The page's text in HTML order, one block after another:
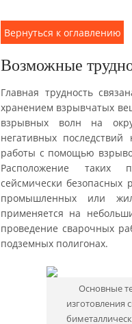
Вернуться к оглавлению
Возможные
Главная трудность
хранением взрывчатых
взрывных волн на
негативных
работы с помощью
Расположение таких
сейсмически безопасных
промышленных или
применяется на
проведение сварочных
подземных полигонах.
Основные
изготовления